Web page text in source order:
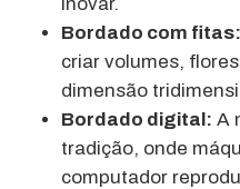
Bordado com fitas:
criar volumes,
dimensão
Bordado digital: A
tradição, onde
computador